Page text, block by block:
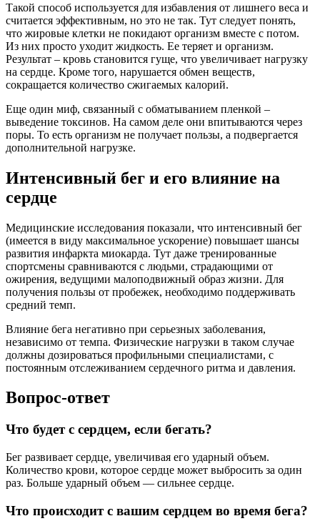
Такой способ используется для избавления от лишнего веса и
считается эффективным, но это не так. Тут следует понять,
что жировые клетки не покидают организм вместе с потом.
Из них просто уходит жидкость. Ее теряет и организм.
Результат – кровь становится гуще, что увеличивает нагрузку
на сердце. Кроме того, нарушается обмен веществ,
сокращается количество сжигаемых калорий.
Еще один миф, связанный с обматыванием пленкой –
выведение токсинов. На самом деле они впитываются через
поры. То есть организм не получает пользы, а подвергается
дополнительной нагрузке.
Интенсивный бег и его влияние на
сердце
Медицинские исследования показали, что интенсивный бег
(имеется в виду максимальное ускорение) повышает шансы
развития инфаркта миокарда. Тут даже тренированные
спортсмены сравниваются с людьми, страдающими от
ожирения, ведущими малоподвижный образ жизни. Для
получения пользы от пробежек, необходимо поддерживать
средний темп.
Влияние бега негативно при серьезных заболевания,
независимо от темпа. Физические нагрузки в таком случае
должны дозироваться профильными специалистами, с
постоянным отслеживанием сердечного ритма и давления.
Вопрос-ответ
Что будет с сердцем, если бегать?
Бег развивает сердце, увеличивая его ударный объем.
Количество крови, которое сердце может выбросить за один
раз. Больше ударный объем — сильнее сердце.
Что происходит с вашим сердцем во время бега?